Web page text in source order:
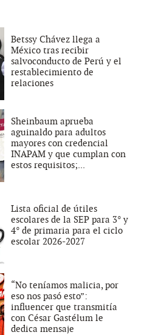
Betssy Chávez llega a
México tras recibir
salvoconducto de Perú y el
restablecimiento de
relaciones
Sheinbaum aprueba
aguinaldo para adultos
mayores con credencial
INAPAM y que cumplan con
estos requisitos;...
Lista oficial de útiles
escolares de la SEP para 3° y
4° de primaria para el ciclo
escolar 2026-2027
“No teníamos malicia, por
eso nos pasó esto”:
influencer que transmitía
con César Gastélum le
dedica mensaje